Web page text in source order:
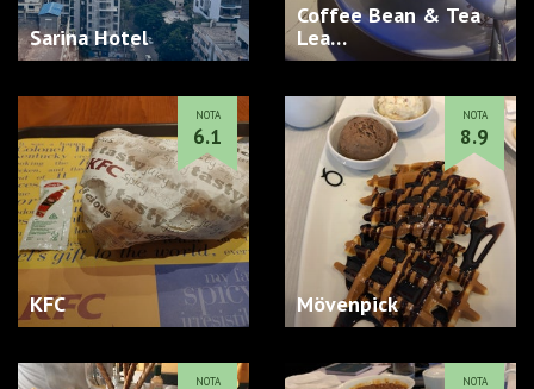
Sarina Hotel
Coffee Bean & Tea
Lea…
KFC
NOTA
6.1
Mövenpick
NOTA
8.9
NOTA NOTA